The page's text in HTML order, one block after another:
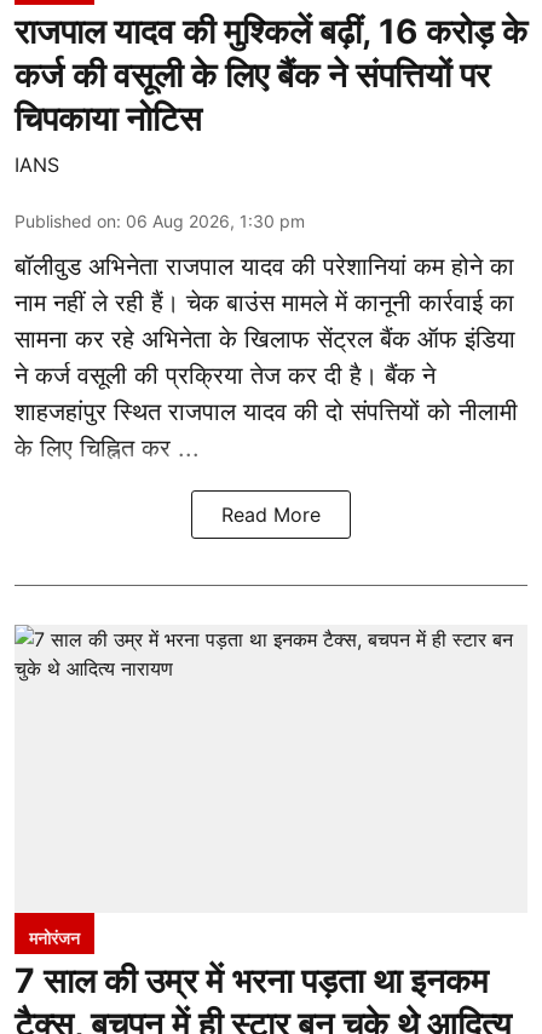
राजपाल यादव की मुश्किलें बढ़ीं, 16 करोड़ के
कर्ज की वसूली के लिए बैंक ने संपत्तियों पर
चिपकाया नोटिस
IANS
Published on: 06 Aug 2026, 1:30 pm
बॉलीवुड अभिनेता राजपाल यादव की परेशानियां कम होने का
नाम नहीं ले रही हैं। चेक बाउंस मामले में कानूनी कार्रवाई का
सामना कर रहे अभिनेता के खिलाफ सेंट्रल बैंक ऑफ इंडिया
ने कर्ज वसूली की प्रक्रिया तेज कर दी है। बैंक ने
शाहजहांपुर स्थित राजपाल यादव की दो संपत्तियों को नीलामी
के लिए चिह्नित कर ...
Read More
मनोरंजन
7 साल की उम्र में भरना पड़ता था इनकम
टैक्स, बचपन में ही स्टार बन चुके थे आदित्य